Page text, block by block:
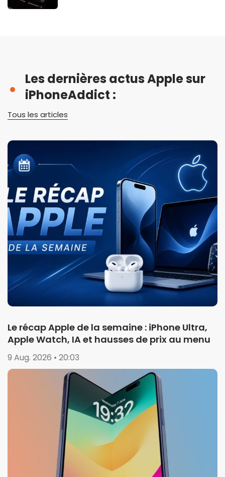
Les dernières actus Apple sur
iPhoneAddict :
Tous les articles
Le récap Apple de la semaine : iPhone Ultra,
Apple Watch, IA et hausses de prix au menu
9 Aug. 2026 • 20:03